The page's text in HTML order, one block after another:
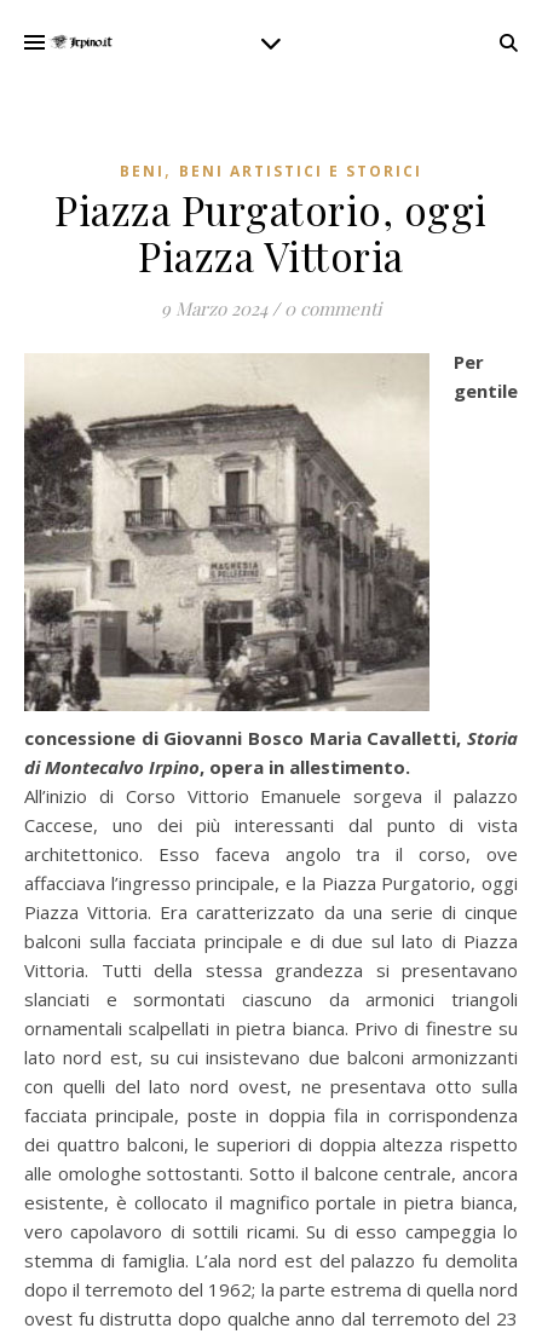
BENI , BENI ARTISTICI E STORICI
Piazza Purgatorio, oggi
Piazza Vittoria
9 Marzo 2024 / 0 commenti
Per
gentile
concessione di Giovanni Bosco Maria Cavalletti, Storia
di Montecalvo Irpino, opera in allestimento.
All’inizio di Corso Vittorio Emanuele sorgeva il palazzo
Caccese, uno dei più interessanti dal punto di vista
architettonico. Esso faceva angolo tra il corso, ove
affacciava l’ingresso principale, e la Piazza Purgatorio, oggi
Piazza Vittoria. Era caratterizzato da una serie di cinque
balconi sulla facciata principale e di due sul lato di Piazza
Vittoria. Tutti della stessa grandezza si presentavano
slanciati e sormontati ciascuno da armonici triangoli
ornamentali scalpellati in pietra bianca. Privo di finestre su
lato nord est, su cui insistevano due balconi armonizzanti
con quelli del lato nord ovest, ne presentava otto sulla
facciata principale, poste in doppia fila in corrispondenza
dei quattro balconi, le superiori di doppia altezza rispetto
alle omologhe sottostanti. Sotto il balcone centrale, ancora
esistente, è collocato il magnifico portale in pietra bianca,
vero capolavoro di sottili ricami. Su di esso campeggia lo
stemma di famiglia. L’ala nord est del palazzo fu demolita
dopo il terremoto del 1962; la parte estrema di quella nord
ovest fu distrutta dopo qualche anno dal terremoto del 23